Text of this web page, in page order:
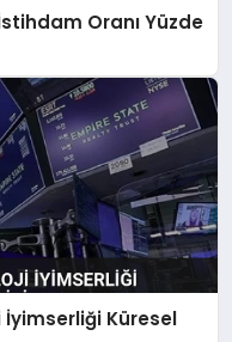
Oranı Yüzde
Küresel